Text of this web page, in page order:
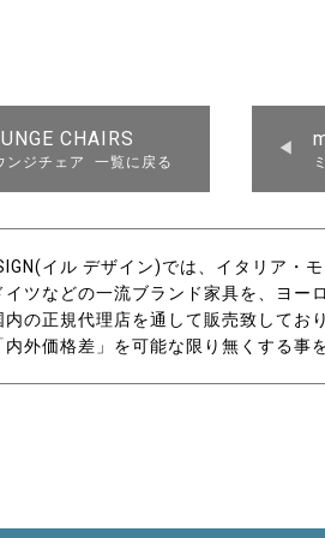
CHAIRS
ンジチェア 一覧に戻る
イル デザイン)では、イタリア・
イツなどの一流ブランド家具を、ヨー
内の正規代理店を通して販売致してお
内外価格差」を可能な限り無くする事